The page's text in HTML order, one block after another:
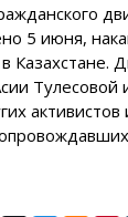
5 июня,
Казахстане.
Тулесовой
активистов